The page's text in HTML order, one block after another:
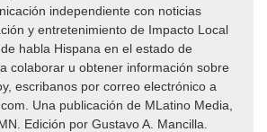
independiente con noticias
y entretenimiento de Impacto Local​​
habla Hispana en el estado de
colaborar u obtener información sobre
escribanos por correo electrónico a
Una publicación de MLatino Media,
Edición por Gustavo A. Mancilla.